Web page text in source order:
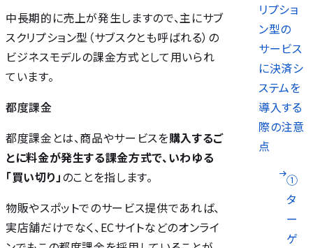
リプショ
ン型の
サービス
に決済シ
ステムを
導入する
際の注意
点
①
タ
ー
ゲ
中長期的に売上が発生しますので、主にサブ
スクリプション型（サブスクとも呼ばれる）の
ビジネスモデルの課金方式として用いられ
ています。
都度課金
都度課金とは、商品やサービスを購入するご
とに料金が発生する課金方式で、いわゆる
「買い切り」のことを指します。
物販やスポットでのサービス提供であれば、
実店舗だけでなく、ECサイトなどのオンライ